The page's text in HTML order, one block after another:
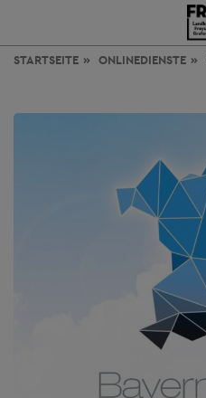
STARTSEITE ONLINEDIENSTE